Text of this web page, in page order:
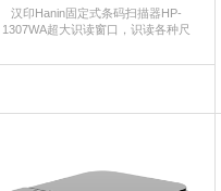
汉印Hanin固定式条码扫描器HP-
1307WA超大识读窗口，识读各种尺